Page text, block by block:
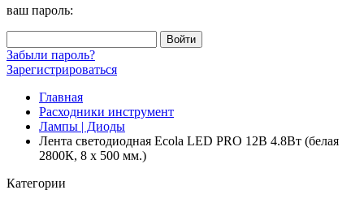
ваш пароль:
Забыли пароль?
Зарегистрироваться
Главная
Расходники инструмент
Лампы | Диоды
Лента светодиодная Ecola LED PRO 12В 4.8Вт (белая
2800К, 8 x 500 мм.)
Категории